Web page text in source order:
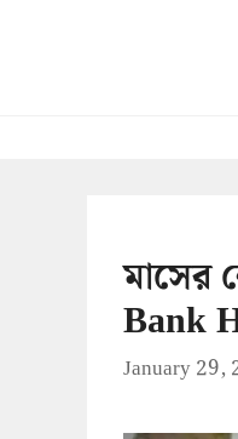
মাসের
Bank
January 29,